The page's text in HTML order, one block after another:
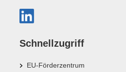
Schnellzugriff
EU-Förderzentrum